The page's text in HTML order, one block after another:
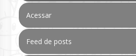
Acessar
Feed de posts